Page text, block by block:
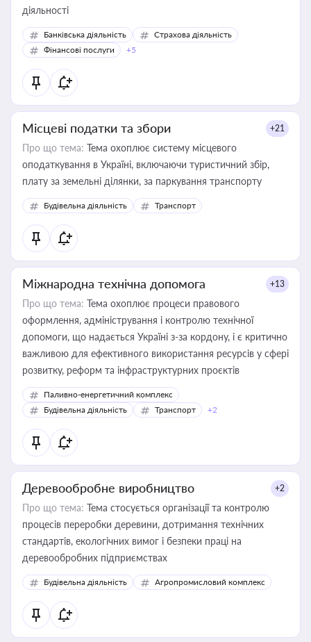
діяльності
Банківська діяльність
Страхова діяльність
Фінансові послуги
+5
Місцеві податки та збори +21
Про що тема: Тема охоплює систему місцевого
оподаткування в Україні, включаючи туристичний збір,
плату за земельні ділянки, за паркування транспорту
Будівельна діяльність Транспорт
Міжнародна технічна допомога +13
Про що тема: Тема охоплює процеси правового
оформлення, адміністрування і контролю технічної
допомоги, що надається Україні з-за кордону, і є критично
важливою для ефективного використання ресурсів у сфері
розвитку, реформ та інфраструктурних проєктів
Паливно-енергетичний комплекс
Будівельна діяльність
Транспорт +2
Деревообробне виробництво +2
Про що тема: Тема стосується організації та контролю
процесів переробки деревини, дотримання технічних
стандартів, екологічних вимог і безпеки праці на
деревообробних підприємствах
Будівельна діяльність Агропромисловий комплекс